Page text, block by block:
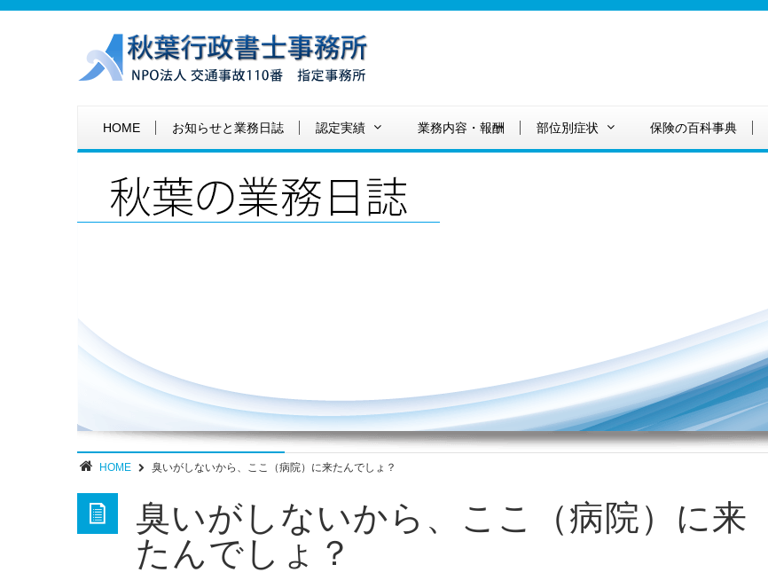
HOME お知らせと業務日誌 認定実績 業務内容・報酬 部位別症状 保険の百科事典
HOME 臭いがしないから、ここ（病院）に来たんでしょ？
臭いがしないから、ここ（病院）に来
たんでしょ？